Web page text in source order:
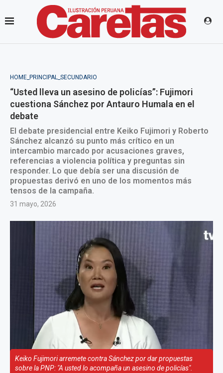
HOME_PRINCIPAL_SECUNDARIO
“Usted lleva un asesino de policías”: Fujimori
cuestiona Sánchez por Antauro Humala en el
debate
El debate presidencial entre Keiko Fujimori y Roberto
Sánchez alcanzó su punto más crítico en un
intercambio marcado por acusaciones graves,
referencias a violencia política y preguntas sin
responder. Lo que debía ser una discusión de
propuestas derivó en uno de los momentos más
tensos de la campaña.
31 mayo, 2026
Keiko Fujimori arremete contra Sánchez por dar propuestas
sobre la PNP: "A usted lo acompaña un asesino de policías".